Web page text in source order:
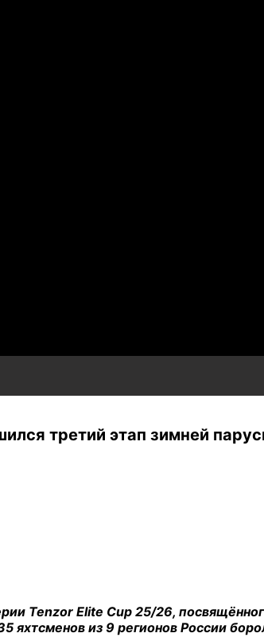
третий этап зимней
Tenzor Elite Cup 25/26,
из 9 регионов России